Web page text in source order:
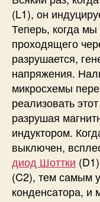
(L1), он
Теперь, когда
проходящего
разрушается,
напряжения.
микросхемы
реализовать
разрушая
индуктором.
выключен,
диод Шоттки
(C2), тем самым
конденсатора,